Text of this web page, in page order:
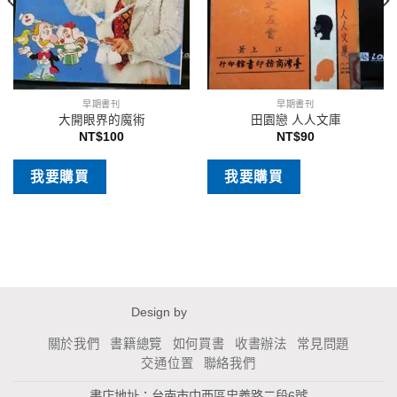
早期書刊
大開眼界的魔術
NT$100
我要購買
早期書刊
田園戀 人人文庫
NT$90
我要購買
Design by
關於我們 書籍總覽 如何買書 收書辦法
常見問題
交通位置
聯絡我們